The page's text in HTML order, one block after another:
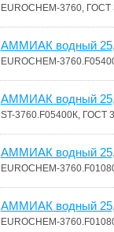
EUROCHEM-3760, ГОСТ
АММИАК водный
EUROCHEM-
АММИАК водный
ST-3760.F05400К, ГОСТ
АММИАК водный
EUROCHEM-
АММИАК водный
EUROCHEM-